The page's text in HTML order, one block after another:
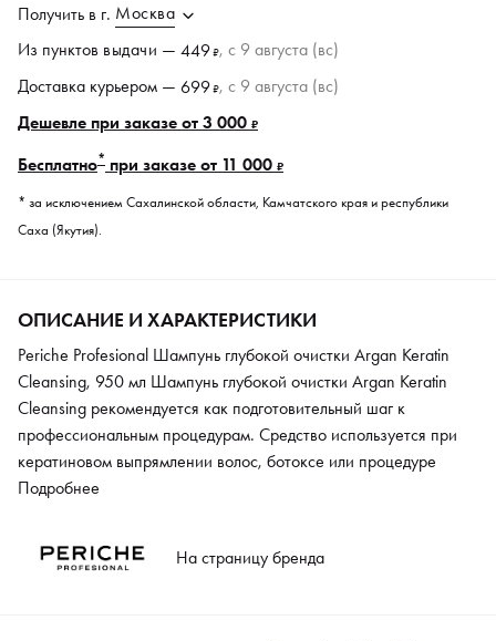
Получить в г. Москва
Из пунктов выдачи — 449₽, c 9 августа (вс)
Доставка курьером — 699₽, c 9 августа (вс)
Дешевле при заказе от 3 000 ₽
Бесплатно* при заказе от 11 000 ₽
* за исключением Сахалинской области, Камчатского края и республики
Саха (Якутия).
ОПИСАНИЕ И ХАРАКТЕРИСТИКИ
Periche Profesional Шампунь глубокой очистки Argan Keratin
Cleansing, 950 мл Шампунь глубокой очистки Argan Keratin
Cleansing рекомендуется как подготовительный шаг к
профессиональным процедурам. Средство используется при
кератиновом выпрямлении волос, ботоксе или процедуре
нанопластики. Средство можно использовать в домашних
головы от остатков стайлинга и сильных загрязнений.
Подробнее
На страницу бренда